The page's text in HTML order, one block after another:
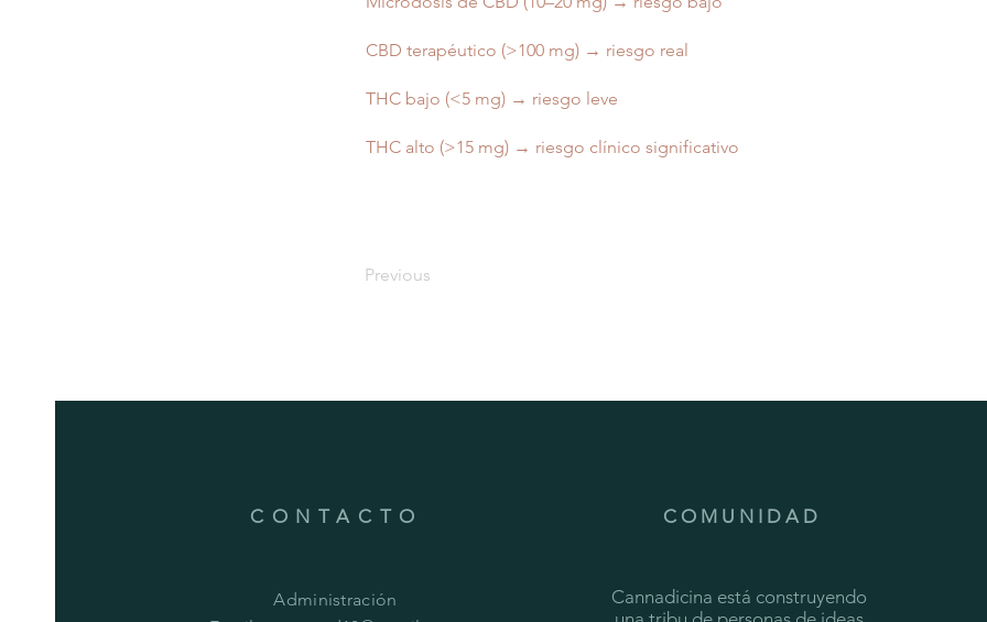
CBD terapéutico (>100 mg) → riesgo real
THC bajo (<5 mg) → riesgo leve
THC alto (>15 mg) → riesgo clínico significativo
Previous
CONTACTO
Administración
C O M U N I D A D
Cannadicina está construyendo